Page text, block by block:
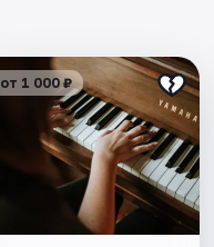
от 1 000 ₽